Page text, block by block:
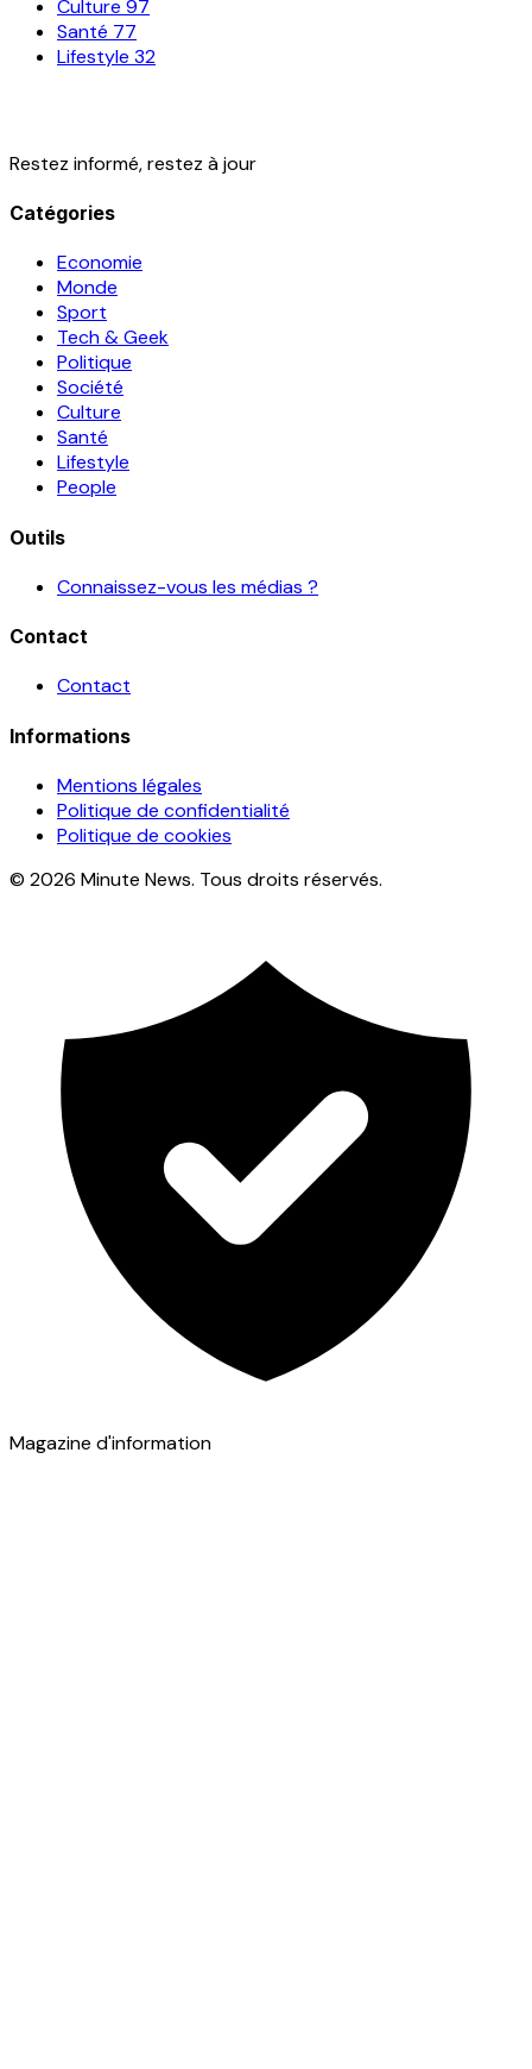
Culture 97
Santé 77
Lifestyle 32
Restez informé, restez à jour
Catégories
Economie
Monde
Sport
Tech & Geek
Politique
Société
Culture
Santé
Lifestyle
People
Outils
Connaissez-vous les médias ?
Contact
Contact
Informations
Mentions légales
Politique de confidentialité
Politique de cookies
© 2026 Minute News. Tous droits réservés.
Magazine d'information